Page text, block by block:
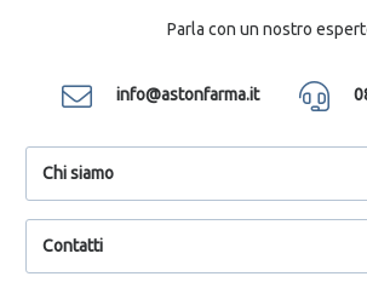
Parla con un nostro
info@astonfarma.it
Chi siamo
Contatti